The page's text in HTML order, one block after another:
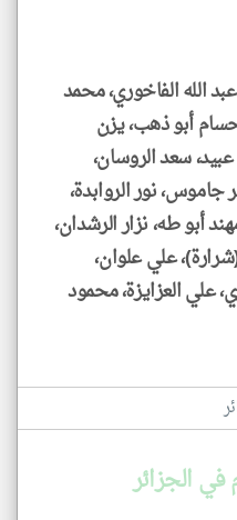
الله الفاخوري، محمد
أبو ذهب، يزن
سعد الروسان،
نور الروابدة،
أبو طه، نزار الرشدان،
علي علوان،
علي العزايزة، محمود
الجزائر